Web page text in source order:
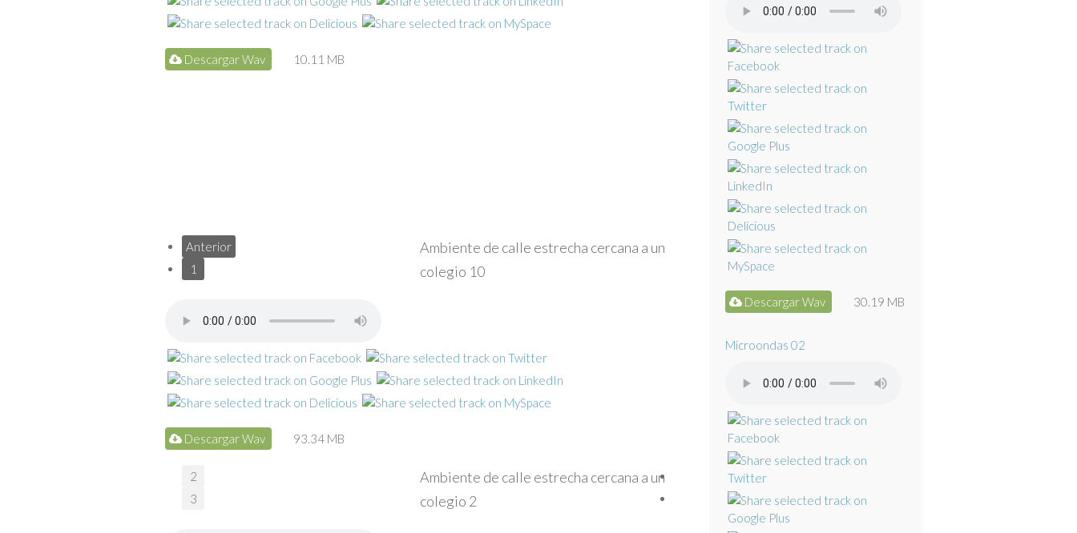
Descargar Wav 10.11 MB
Ambiente de calle estrecha cercana a un
colegio 10
Descargar Wav 93.34 MB
Ambiente de calle estrecha cercana a un
colegio 2
Anterior
1
2
3
Descargar Wav 30.19 MB
Microondas 02